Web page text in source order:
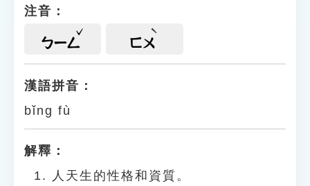
遊戲專區
貓頭鷹博士
注音：
ㄅㄧㄥ ㄈㄨ
漢語拼音：
bǐng fù
解釋：
人天生的性格和資質。